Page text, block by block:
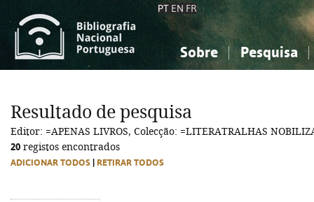
PT EN FR
Sobre Pesquisa
Ciências sociais...
Ciências sociais...
Resultado de pesquisa
Editor: =APENAS LIVROS, Colecção: =LITERATRALHAS
20 registos encontrados
ADICIONAR TODOS RETIRAR TODOS